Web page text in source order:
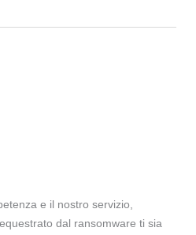
e il nostro servizio,
dal ransomware ti sia